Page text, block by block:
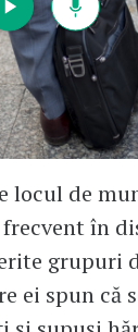
locul de
în
grupuri
ei spun că